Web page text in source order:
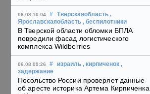
06.08 10:04 # Тверскаяобласть ,
Ярославскаяобласть , беспилотники
В Тверской области обломки БПЛА
повредили фасад логистического
комплекса Wildberries
06.08 09:26 # израиль , кирпиченок ,
задержание
Посольство России проверяет данные
об аресте историка Артема Кирпиченка